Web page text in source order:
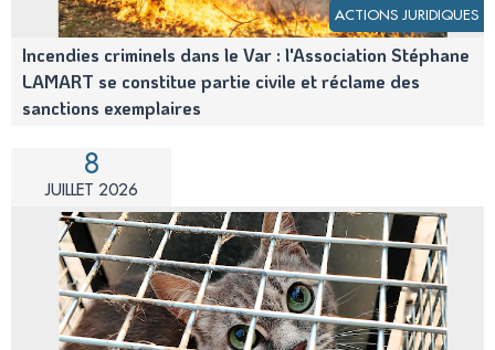
ACTIONS JURIDIQUES
Incendies criminels dans le Var : l'Association Stéphane
LAMART se constitue partie civile et réclame des
sanctions exemplaires
8
JUILLET 2026